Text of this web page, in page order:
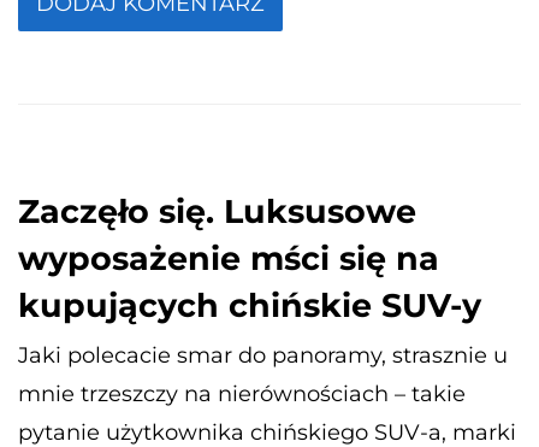
Zaczęło się. Luksusowe
wyposażenie mści się na
kupujących chińskie SUV-y
Jaki polecacie smar do panoramy, strasznie u
mnie trzeszczy na nierównościach – takie
pytanie użytkownika chińskiego SUV-a, marki